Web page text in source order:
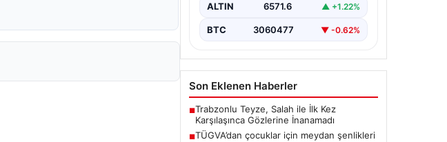
ALTIN 6571.6 ▲ +1.22%
BTC 3060477 ▼ -0.62%
Son Eklenen Haberler
■Trabzonlu Teyze, Salah ile İlk Kez
Karşılaşınca Gözlerine İnanamadı
■TÜGVA’dan çocuklar için meydan şenlikleri